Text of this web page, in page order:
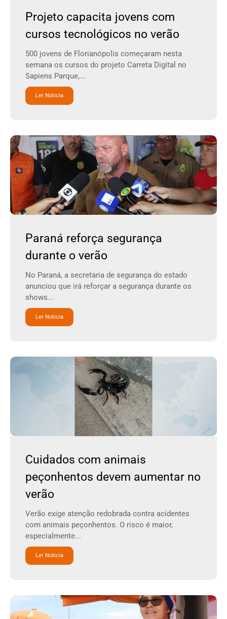
Projeto capacita jovens com
cursos tecnológicos no verão
500 jovens de Florianópolis começaram nesta
semana os cursos do projeto Carreta Digital no
Sapiens Parque,...
Ler Noticia
Paraná reforça segurança
durante o verão
No Paraná, a secretaria de segurança do estado
anunciou que irá reforçar a segurança durante os
shows...
Ler Noticia
Cuidados com animais
peçonhentos devem aumentar no
verão
Verão exige atenção redobrada contra acidentes
com animais peçonhentos. O risco é maior,
especialmente...
Ler Noticia